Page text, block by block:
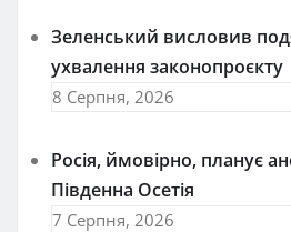
Зеленський висловив
ухвалення законопроєкту
8 Серпня, 2026
Росія, ймовірно, планує
Південна Осетія
7 Серпня, 2026